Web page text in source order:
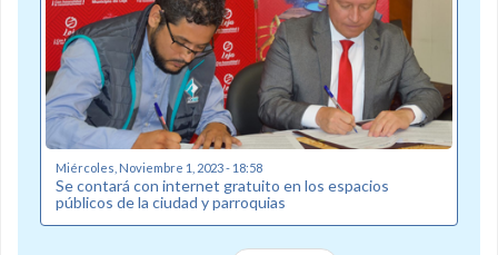
Miércoles, Noviembre 1, 2023 - 18:58
Se contará con internet gratuito en los espacios
públicos de la ciudad y parroquias